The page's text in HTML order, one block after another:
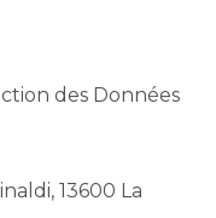
des Données
13600 La